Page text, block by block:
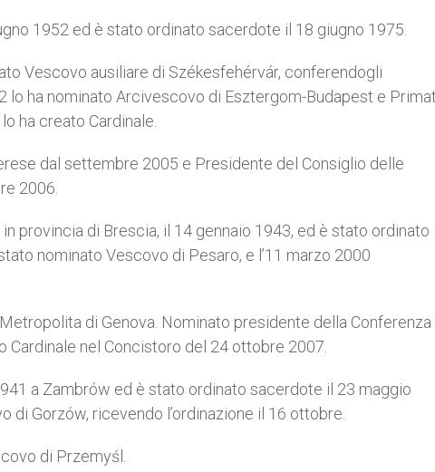
1952 ed è stato ordinato sacerdote il 18 giugno 1975.
Vescovo ausiliare di Székesfehérvár, conferendogli
lo ha nominato Arcivescovo di Esztergom-Budapest e
ha creato Cardinale.
dal settembre 2005 e Presidente del Consiglio delle
2006.
provincia di Brescia, il 14 gennaio 1943, ed è stato ordinato
nominato Vescovo di Pesaro, e l’11 marzo 2000
di Genova. Nominato presidente della Conferenza
nel Concistoro del 24 ottobre 2007.
a Zambrów ed è stato ordinato sacerdote il 23 maggio
Gorzów, ricevendo l’ordinazione il 16 ottobre.
di Przemyśl.